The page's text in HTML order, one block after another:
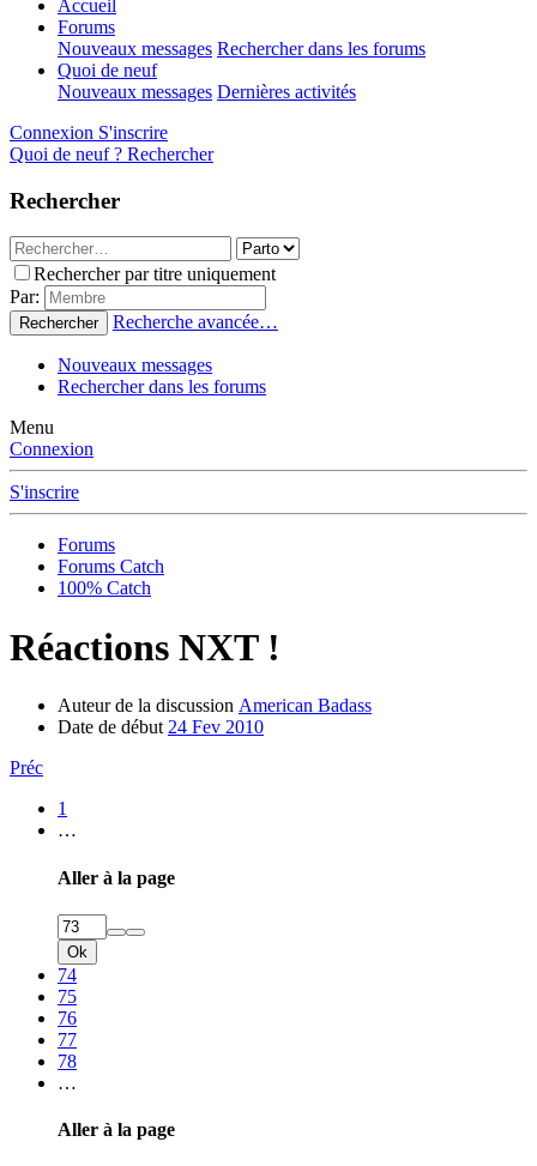
Accueil
Forums
Nouveaux messages Rechercher dans les forums
Quoi de neuf
Nouveaux messages Dernières activités
Connexion S'inscrire
Quoi de neuf ? Rechercher
Rechercher
Rechercher par titre uniquement
Par:
Rechercher Recherche avancée…
Nouveaux messages
Rechercher dans les forums
Menu
Connexion
S'inscrire
Forums
Forums Catch
100% Catch
Réactions NXT !
Auteur de la discussion American Badass
Date de début 24 Fev 2010
Préc
1
…
Aller à la page
Ok
74
75
76
77
78
…
Aller à la page